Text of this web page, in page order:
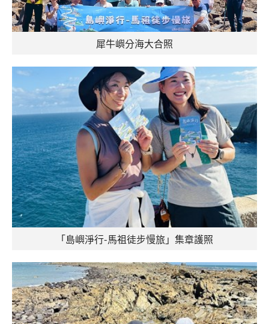
犀牛嶼分海大合照
「島嶼淨行-馬祖徒步慢旅」集章護照